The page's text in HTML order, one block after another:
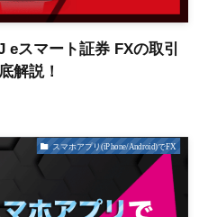
eスマート証券 FXの取引
解説！
スマホアプリ(iPhone/Android)でFX